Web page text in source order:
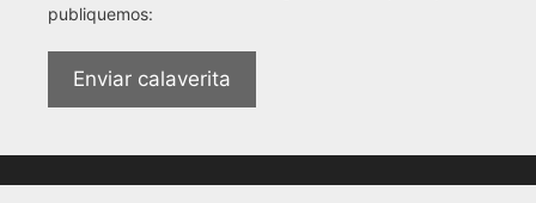
publiquemos:
Enviar calaverita